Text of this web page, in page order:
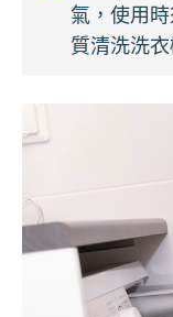
氣，使用
質清洗洗衣